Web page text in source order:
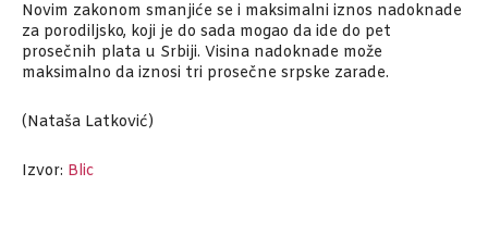
Novim zakonom smanjiće se i maksimalni iznos nadoknade
za porodiljsko, koji je do sada mogao da ide do pet
prosečnih plata u Srbiji. Visina nadoknade može
maksimalno da iznosi tri prosečne srpske zarade.
(Nataša Latković)
Izvor: Blic